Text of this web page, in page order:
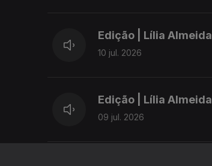
Edição | Lília Almeida
10 jul. 2026
Edição | Lília Almeida
09 jul. 2026